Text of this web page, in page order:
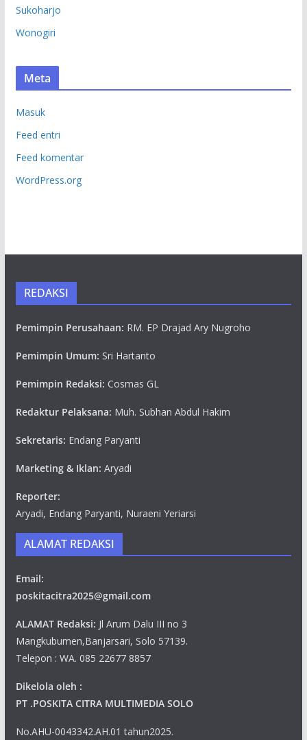
Sukoharjo
Wonogiri
Meta
Masuk
Feed entri
Feed komentar
WordPress.org
REDAKSI
Pemimpin Perusahaan: RM. EP Drajad Ary Nugroho
Pemimpin Umum: Sri Hartanto
Pemimpin Redaksi: Cosmas GL
Redaktur Pelaksana: Muh. Subhan Abdul Hakim
Sekretaris: Endang Paryanti
Marketing & Iklan: Aryadi
Reporter:
Aryadi, Endang Paryanti, Nuraeni Yeriarsi
ALAMAT REDAKSI
Email:
poskitacitra2025@gmail.com
ALAMAT Redaksi: Jl Arum Dalu III no 3
Mangkubumen,Banjarsari, Solo 57139.
Telepon : WA. 085 22677 8857
Dikelola oleh :
PT .POSKITA CITRA MULTIMEDIA SOLO
No.AHU-0043342.AH.01 tahun2025.